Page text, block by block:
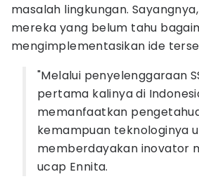
masalah lingkungan.
mereka yang belum tahu
mengimplementasikan ide
"Melalui penyelenggaraan
pertama kalinya di
memanfaatkan
kemampuan teknologinya
memberdayakan inovator
ucap Ennita.